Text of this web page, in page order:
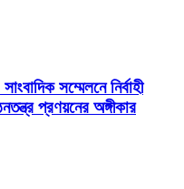
সম্মেলনে নির্বাহী
প্রণয়নের অঙ্গীকার